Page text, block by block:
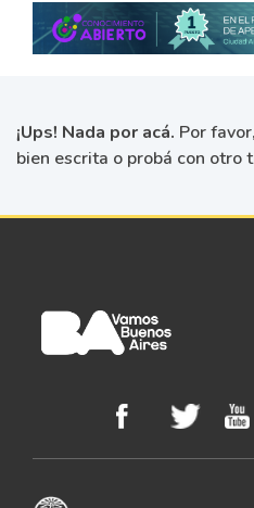
¡Ups! Nada por acá. Por
bien escrita o probá con otro